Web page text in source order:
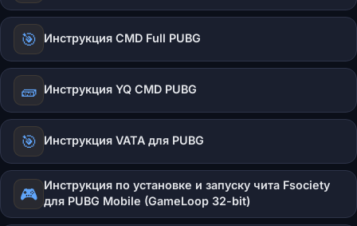
🎯 Инструкция CMD Full PUBG
🧱 Инструкция YQ CMD PUBG
🎯 Инструкция VATA для PUBG
🎮 Инструкция по установке и запуску чита Fsociety
для PUBG Mobile (GameLoop 32-bit)